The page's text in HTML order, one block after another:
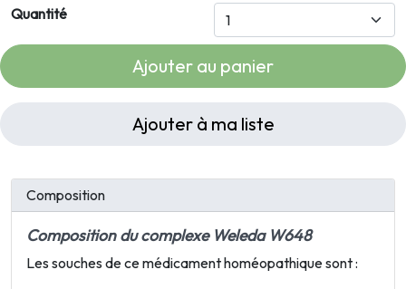
Quantité
Ajouter au panier
Ajouter à ma liste
Composition
Composition du complexe Weleda W648
Les souches de ce médicament homéopathique sont :